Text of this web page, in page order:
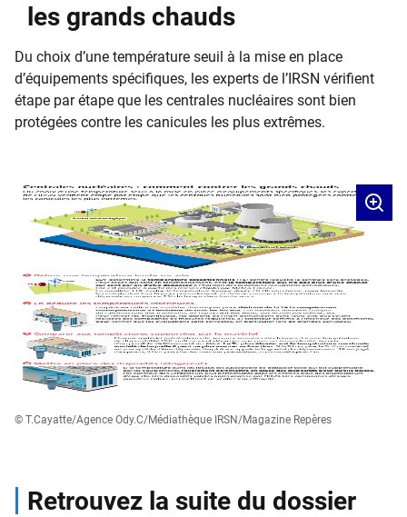
les grands chauds
Du choix d’une température seuil à la mise en place
d’équipements spécifiques, les experts de l’IRSN vérifient
étape par étape que les centrales nucléaires sont bien
protégées contre les canicules les plus extrêmes.
© T.Cayatte/Agence Ody.C/Médiathèque IRSN/Magazine Repères
Retrouvez la suite du dossier